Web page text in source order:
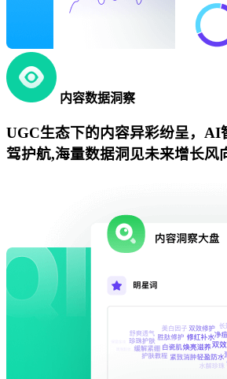
内容数据洞察
UGC生态下的内容异彩纷呈，AI
驾护航,海量数据洞见未来增长风